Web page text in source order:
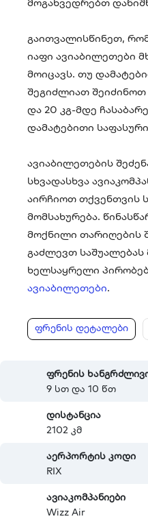
გაითვალისწინეთ,
იაფი ავიაბილეთები
მოიცავს. თუ
შეგიძლიათ შეიძინოთ
და 20 კგ-მდე
დამატებითი
ავიაბილეთების
სხვადასხვა
აირჩიოთ თქვენთვის
მომსახურება.
მოქნილი თარიღების
გაძლევთ
ხელსაყრელი
ავიაბილეთები.
ფრენის დეტალები
ფრენის
9 სთ და 10 წთ
დისტანცია
2102 კმ
აერპორტის კოდი
RIX
ავიაკომპანიები
Wizz Air